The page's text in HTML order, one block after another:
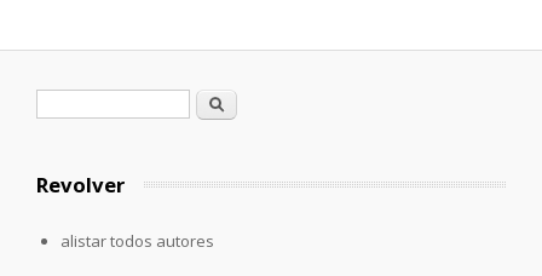
Formulario de búsqueda
Buscar
Revolver
alistar todos autores